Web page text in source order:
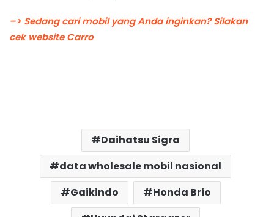
–> Sedang cari mobil yang Anda inginkan? Silakan
cek website Carro
Daihatsu Sigra
data wholesale mobil nasional
Gaikindo
Honda Brio